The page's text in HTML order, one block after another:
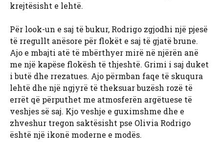
krejtësisht e lehtë.
Për look-un e saj të bukur, Rodrigo zgjodhi një pjesë
të rregullt anësore për flokët e saj të gjatë brune.
Ajo e mbajti atë të mbërthyer mirë në njërën anë
me një kapëse flokësh të thjeshtë. Grimi i saj duket
i butë dhe rrezatues. Ajo përmban faqe të skuqura
lehtë dhe një ngjyrë të theksuar buzësh rozë të
errët që përputhet me atmosferën argëtuese të
veshjes së saj. Kjo veshje e guximshme dhe e
zhveshur tregon saktësisht pse Olivia Rodrigo
është një ikonë moderne e modës.